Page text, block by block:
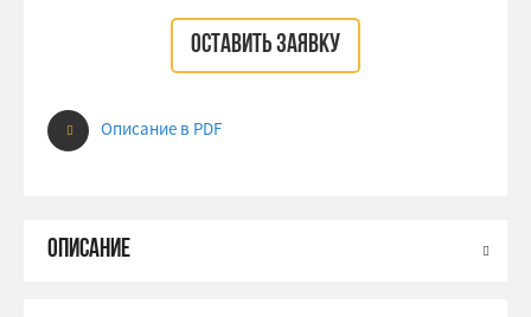
ОСТАВИТЬ ЗАЯВКУ
Описание в PDF